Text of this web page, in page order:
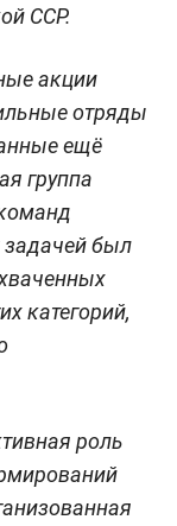
ССР.
акции
отряды
ещё
группа
задачей был
категорий,
роль